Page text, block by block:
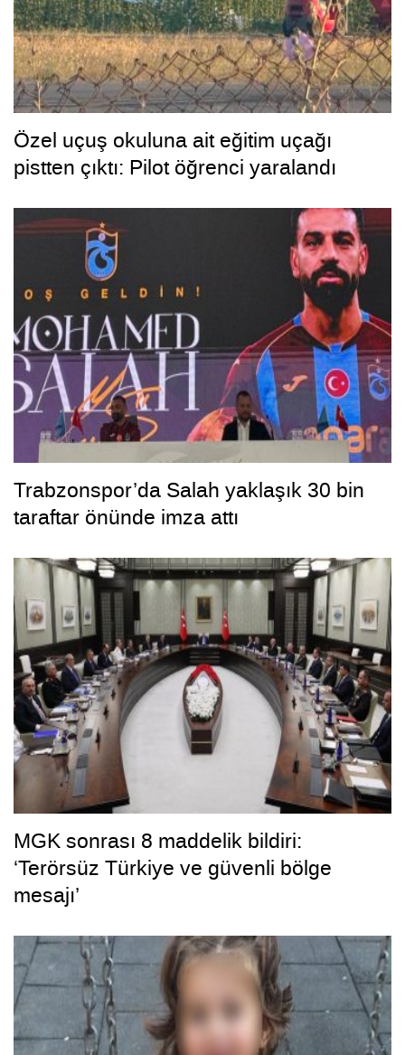
Özel uçuş okuluna ait eğitim uçağı
pistten çıktı: Pilot öğrenci yaralandı
Trabzonspor’da Salah yaklaşık 30 bin
taraftar önünde imza attı
MGK sonrası 8 maddelik bildiri:
‘Terörsüz Türkiye ve güvenli bölge
mesajı’